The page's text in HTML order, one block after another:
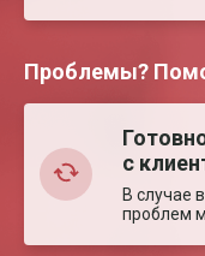
Проблемы?
с
В случае
проблем